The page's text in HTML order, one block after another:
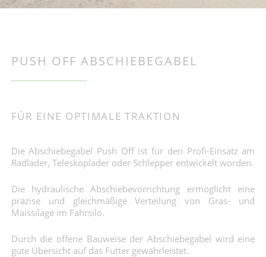
PUSH OFF ABSCHIEBEGABEL
FÜR EINE OPTIMALE TRAKTION
Die Abschiebegabel Push Off ist für den Profi-Einsatz am
Radlader, Teleskoplader oder Schlepper entwickelt worden.
Die hydraulische Abschiebevorrichtung ermöglicht eine
präzise und gleichmäßige Verteilung von Gras- und
Maissilage im Fahrsilo.
Durch die offene Bauweise der Abschiebegabel wird eine
gute Übersicht auf das Futter gewährleistet.